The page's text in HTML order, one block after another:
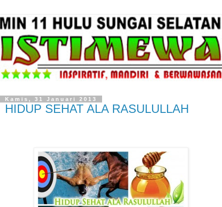
Kamis, 31 Januari 2013
HIDUP SEHAT ALA RASULULLAH